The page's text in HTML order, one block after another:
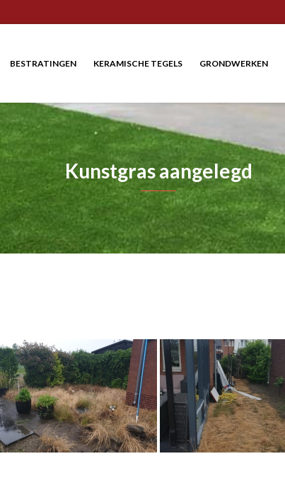
BESTRATINGEN KERAMISCHE TEGELS GRONDWERKEN
Kunstgras aangelegd